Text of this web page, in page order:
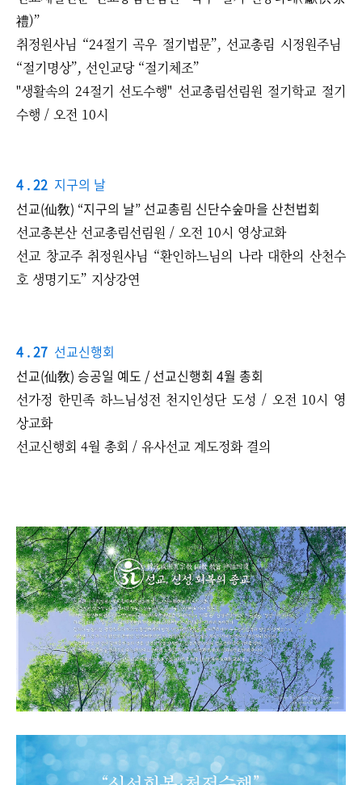
禮)”
취정원사님 ​“24절기 곡우 절기법문”, 선교총림 시정원주님 ​
“절기명상”, 선인교당 ​“절기체조”
"생활속의 24절기 선도수행" 선교총림선림원 절기학교 절기
수행 / 오전 10시
4 . 22 지구의 날
선교(仙敎) “지구의 날” 선교총림 신단수숲마을 산천법회
선교총본산 선교총림선림원 / 오전 10시 영상교화
​선교 창교주 취정원사님 “환인하느님의 나라 대한의 산천수
호 생명기도” 지상강연
4 . 27 선교신행회
선교(仙敎) 승공일 예도 / 선교신행회 4월 총회
선가정 한민족 하느님성전 천지인성단 도성 / 오전 10시 영
상교화
선교신행회 4월 총회 / 유사선교 계도정화 결의